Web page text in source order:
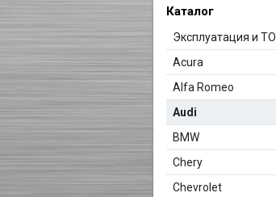
Каталог
Эксплуатация и ТО
Acura
Alfa Romeo
Audi
BMW
Chery
Chevrolet